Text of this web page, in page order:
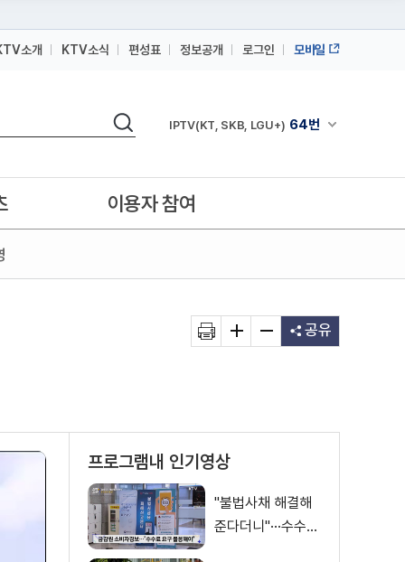
소개 KTV소식 편성표 정보공개 로그인 모바일
검색 채널안내 펼쳐
IPTV(KT, SKB, LGU+) 64번
IPTV(KT, SKB, LGU+)
이용자 참여
공유
프로그램내 인기영상
"불법사채 해결해
준다더니"···수수료